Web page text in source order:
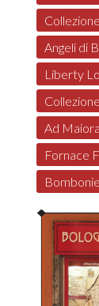
Angeli di
Liberty
Ad Maiora
Fornace